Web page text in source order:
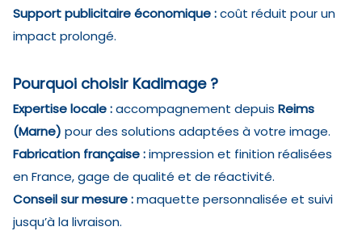
Support publicitaire économique :coût réduit pour un
impact prolongé.
Pourquoi choisir Kadimage ?
Expertise locale :accompagnement depuis Reims
(Marne) pour des solutions adaptées à votre image.
Fabrication française :impression et finition réalisées
en France, gage de qualité et de réactivité.
Conseil sur mesure :maquette personnalisée et suivi
jusqu’à la livraison.